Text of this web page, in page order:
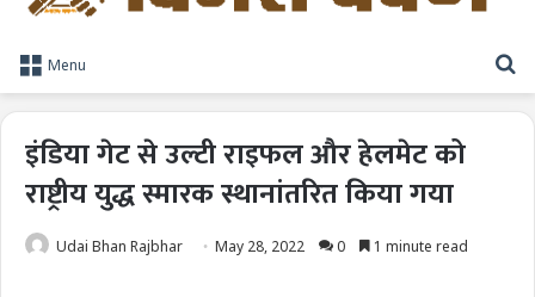
Menu
इंडिया गेट से उल्टी राइफल और हेलमेट को
राष्ट्रीय युद्ध स्मारक स्थानांतरित किया गया
Udai Bhan Rajbhar May 28, 2022 0 1 minute read